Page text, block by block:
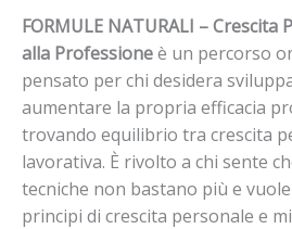
FORMULE NATURALI – Crescita
alla Professioneè un percorso
pensato per chi desidera
aumentare la propria efficacia
trovando equilibrio tra crescita
lavorativa. È rivolto a chi sente
tecniche non bastano più e
principi di crescita personale e